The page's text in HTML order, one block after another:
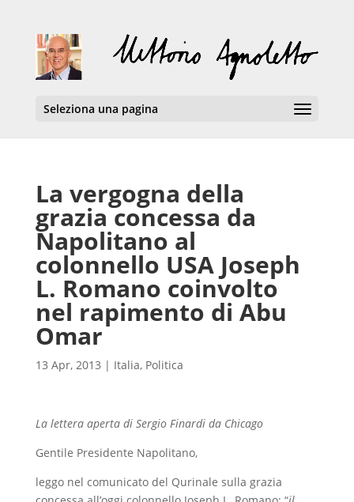
Seleziona una pagina
La vergogna della
grazia concessa da
Napolitano al
colonnello USA Joseph
L. Romano coinvolto
nel rapimento di Abu
Omar
13 Apr, 2013 | Italia, Politica
La lettera aperta di Sergio Finardi da Chicago
Gentile Presidente Napolitano,
leggo nel comunicato del Qurinale sulla grazia